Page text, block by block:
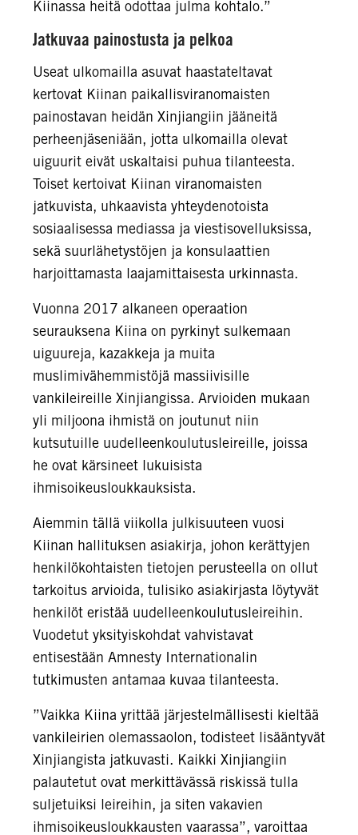
Kiinassa heitä odottaa julma kohtalo.”
Jatkuvaa painostusta ja pelkoa
Useat ulkomailla asuvat haastateltavat
kertovat Kiinan paikallisviranomaisten
painostavan heidän Xinjiangiin jääneitä
perheenjäseniään, jotta ulkomailla olevat
uiguurit eivät uskaltaisi puhua tilanteesta.
Toiset kertoivat Kiinan viranomaisten
jatkuvista, uhkaavista yhteydenotoista
sosiaalisessa mediassa ja viestisovelluksissa,
sekä suurlähetystöjen ja konsulaattien
harjoittamasta laajamittaisesta urkinnasta.
Vuonna 2017 alkaneen operaation
seurauksena Kiina on pyrkinyt sulkemaan
uiguureja, kazakkeja ja muita
muslimivähemmistöjä massiivisille
vankileireille Xinjiangissa. Arvioiden mukaan
yli miljoona ihmistä on joutunut niin
kutsutuille uudelleenkoulutusleireille, joissa
he ovat kärsineet lukuisista
ihmisoikeusloukkauksista.
Aiemmin tällä viikolla julkisuuteen vuosi
Kiinan hallituksen asiakirja, johon kerättyjen
henkilökohtaisten tietojen perusteella on ollut
tarkoitus arvioida, tulisiko asiakirjasta löytyvät
henkilöt eristää uudelleenkoulutusleireihin.
Vuodetut yksityiskohdat vahvistavat
entisestään Amnesty Internationalin
tutkimusten antamaa kuvaa tilanteesta.
”Vaikka Kiina yrittää järjestelmällisesti kieltää
vankileirien olemassaolon, todisteet lisääntyvät
Xinjiangista jatkuvasti. Kaikki Xinjiangiin
palautetut ovat merkittävässä riskissä tulla
suljetuiksi leireihin, ja siten vakavien
ihmisoikeusloukkausten vaarassa”, varoittaa